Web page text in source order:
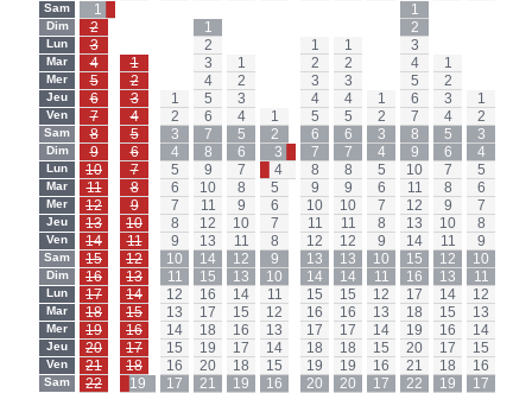
Sam
Dim
Lun
Mar
Mer
Jeu
Ven
Sam
Dim
Lun
Mar
Mer
Jeu
Ven
Sam
Dim
Lun
Mar
Mer
Jeu
Ven
Sam
1
2
3
4
5
6
7
8
9
10
11
12
13
14
15
16
17
18
19
20
21
22
1
2
3
4
5
6
7
8
9
10
11
12
13
14
15
16
17
18
19
1
2
3
4
5
6
7
8
9
10
11
12
13
14
15
16
17
1
2
3
4
5
6
7
8
9
10
11
12
13
14
15
16
17
18
19
20
21
1
2
3
4
5
6
7
8
9
10
11
12
13
14
15
16
17
18
19
1
2
3
4
5
6
7
8
9
10
11
12
13
14
15
16
1
2
3
4
5
6
7
8
9
10
11
12
13
14
15
16
17
18
19
20
1
2
3
4
5
6
7
8
9
10
11
12
13
14
15
16
17
18
19
20
1
2
3
4
5
6
7
8
9
10
11
12
13
14
15
16
17
1
2
3
4
5
6
7
8
9
10
11
12
13
14
15
16
17
18
19
20
21
22
1
2
3
4
5
6
7
8
9
10
11
12
13
14
15
16
17
18
19
1
2
3
4
5
6
7
8
9
10
11
12
13
14
15
16
17